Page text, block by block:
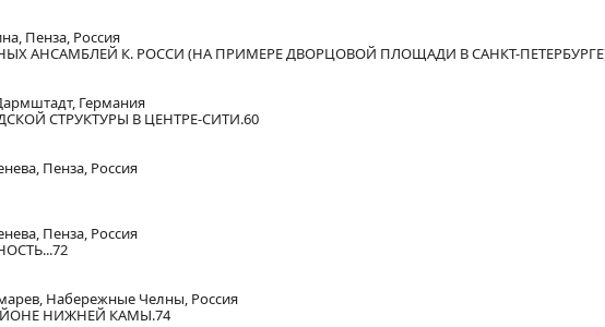
Пенза, Россия
АНСАМБЛЕЙ К. РОССИ (НА ПРИМЕРЕ ДВОРЦОВОЙ ПЛОЩАДИ В САНКТ-
Германия
СТРУКТУРЫ В ЦЕНТРЕ-СИТИ.60
Пенза, Россия
Пенза, Россия
Набережные Челны, Россия
НИЖНЕЙ КАМЫ.74